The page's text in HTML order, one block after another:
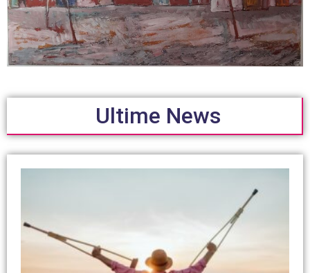
Ultime News